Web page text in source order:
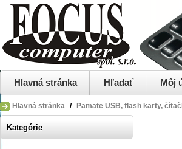
Hlavná stránka Hľadať Môj
Hlavná stránka / Pamäte USB, flash karty,
Kategórie